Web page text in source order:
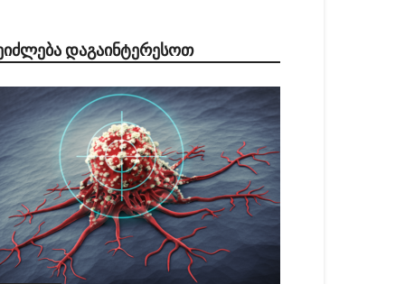
ᲓᲐᲒᲐᲘᲜᲢᲔᲠᲔᲡᲝᲗ